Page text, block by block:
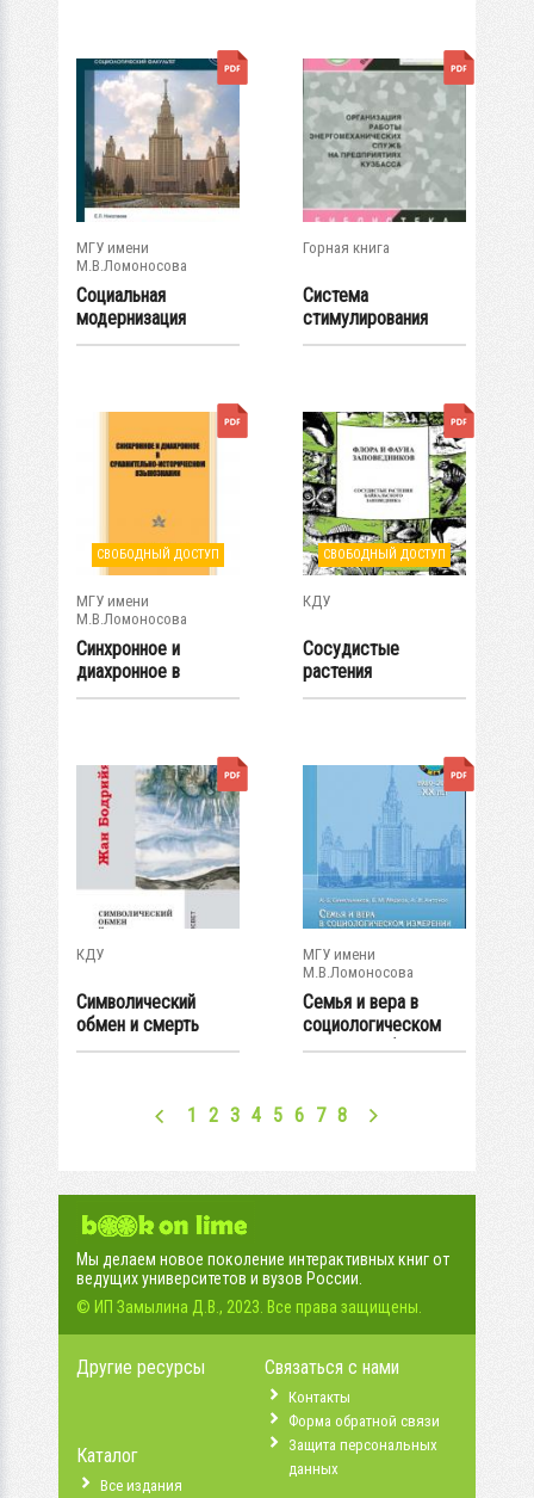
МГУ имени
М.В.Ломоносова
Социальная
модернизация
России.
Горная книга
Система
стимулирования
инженерно-
СВОБОДНЫЙ ДОСТУП
МГУ имени
М.В.Ломоносова
Синхронное и
диахронное в
сравнительно-...
СВОБОДНЫЙ ДОСТУП
КДУ
Сосудистые
растения
Байкальского
КДУ
Символический
обмен и смерть
МГУ имени
М.В.Ломоносова
Семья и вера в
социологическом
измерении (...
1 2 3 4 5 6 7 8
Мы делаем новое поколение интерактивных книг от
ведущих университетов и вузов России.
© ИП Замылина Д.В., 2023. Все права защищены.
Другие ресурсы
Каталог
Все издания
Связаться с нами
Контакты
Форма обратной связи
Защита персональных
данных